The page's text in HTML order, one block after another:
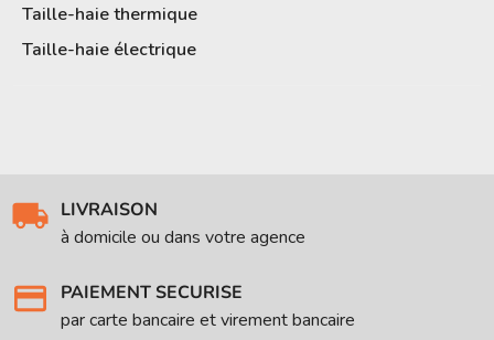
Taille-haie thermique
Taille-haie électrique
LIVRAISON
à domicile ou dans votre agence
PAIEMENT SECURISE
par carte bancaire et virement bancaire